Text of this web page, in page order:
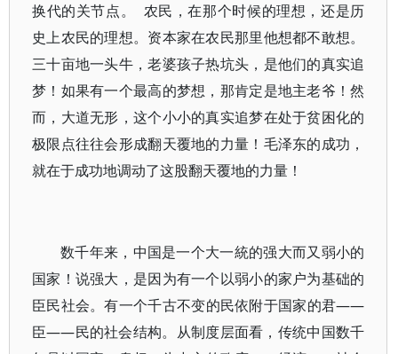
换代的关节点。 农民，在那个时候的理想，还是历
史上农民的理想。资本家在农民那里他想都不敢想。
三十亩地一头牛，老婆孩子热坑头，是他们的真实追
梦！如果有一个最高的梦想，那肯定是地主老爷！然
而，大道无形，这个小小的真实追梦在处于贫困化的
极限点往往会形成翻天覆地的力量！毛泽东的成功，
就在于成功地调动了这股翻天覆地的力量！
数千年来，中国是一个大一統的强大而又弱小的
国家！说强大，是因为有一个以弱小的家户为基础的
臣民社会。有一个千古不变的民依附于国家的君——
臣——民的社会结构。从制度层面看，传统中国数千